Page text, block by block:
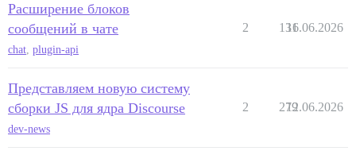
Расширение блоков
сообщений в чате
chat, plugin-api
2 131
16.06.2026
Представляем новую систему
сборки JS для ядра Discourse
dev-news
2 279
12.06.2026